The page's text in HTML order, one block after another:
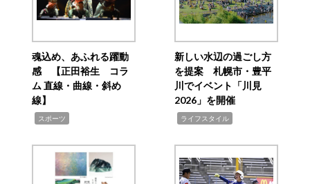
魂込め、あふれる躍動
感 【正田裕生 コラ
ム 直線・曲線・斜め
線】
スポーツ
新しい水辺の過ごし方
を提案 札幌市・豊平
川でイベント「川見
2026」を開催
ライフスタイル